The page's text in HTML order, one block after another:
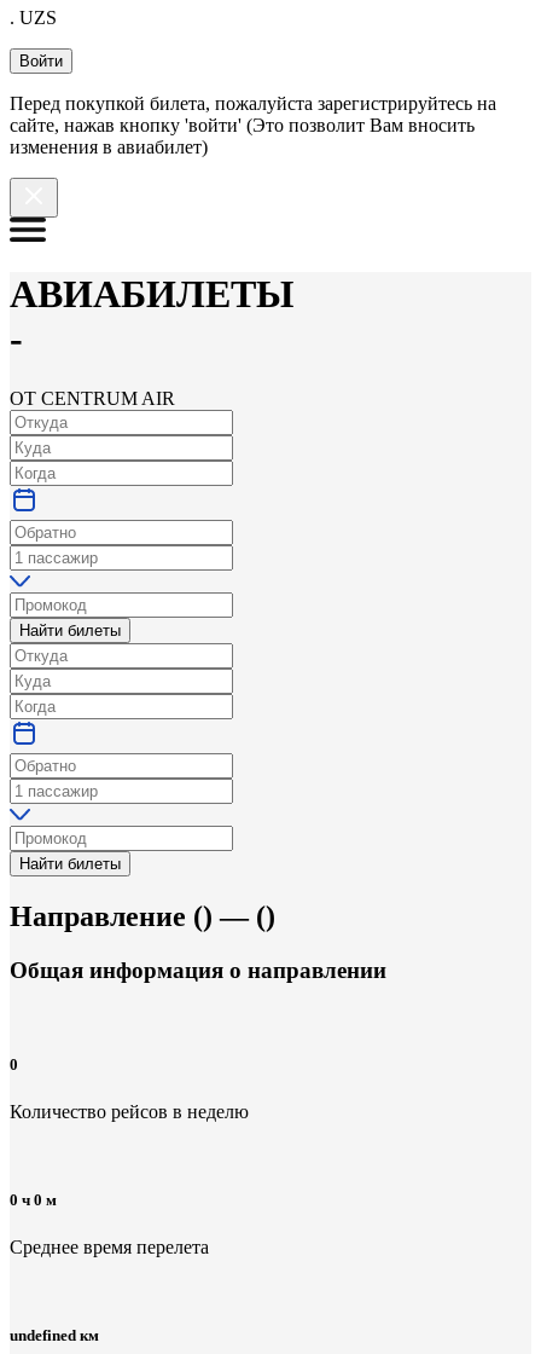
. UZS
Войти
Перед покупкой билета, пожалуйста зарегистрируйтесь на
сайте, нажав кнопку 'войти' (Это позволит Вам вносить
изменения в авиабилет)
АВИАБИЛЕТЫ
-
ОТ CENTRUM AIR
Найти билеты
Найти билеты
Направление () — ()
Общая информация о направлении
0
Количество рейсов в неделю
0 ч 0 м
Среднее время перелета
undefined км